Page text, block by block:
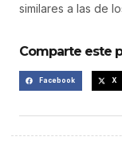
similares a las de
Comparte este
Facebook X